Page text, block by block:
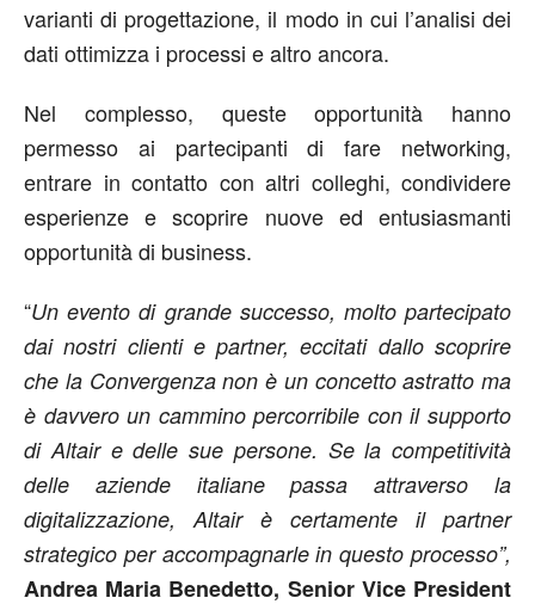
varianti di progettazione, il modo in cui l’analisi dei
dati ottimizza i processi e altro ancora.
Nel complesso, queste opportunità hanno
permesso ai partecipanti di fare networking,
entrare in contatto con altri colleghi, condividere
esperienze e scoprire nuove ed entusiasmanti
opportunità di business.
“Un evento di grande successo, molto partecipato
dai nostri clienti e partner, eccitati dallo scoprire
che la Convergenza non è un concetto astratto ma
è davvero un cammino percorribile con il supporto
di Altair e delle sue persone. Se la competitività
delle aziende italiane passa attraverso la
digitalizzazione, Altair è certamente il partner
strategico per accompagnarle in questo processo”,
Andrea Maria Benedetto, Senior Vice President